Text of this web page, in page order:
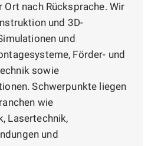
Ort nach Rücksprache. Wir
und 3D-
und
Förder- und
sowie
Schwerpunkte liegen
wie
Lasertechnik,
und